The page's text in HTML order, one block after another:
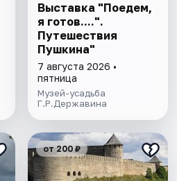
Выставка "Поедем,
я готов....".
Путешествия
Пушкина"
7 августа 2026 •
пятница
Музей-усадьба
Г.Р.Державина
от 200 ₽